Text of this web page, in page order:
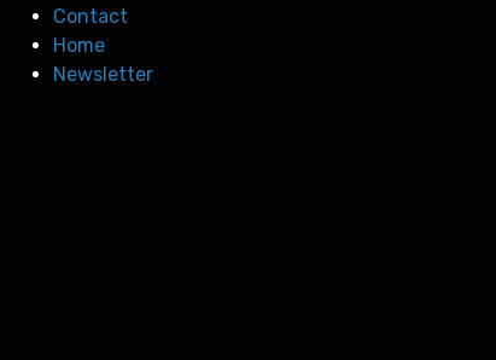
Contact
Home
Newsletter